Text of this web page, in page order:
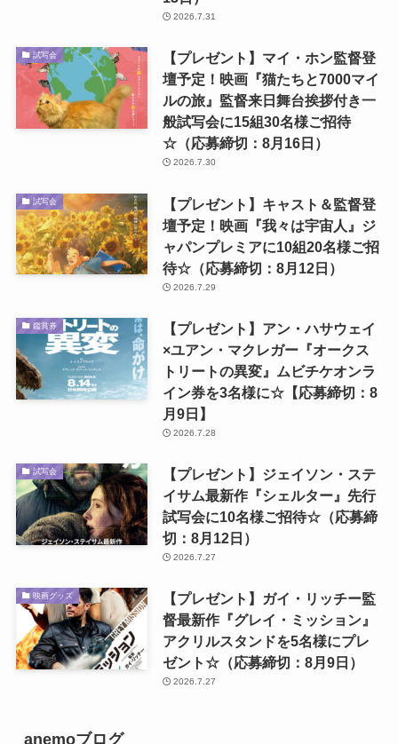
2026.7.31
試写会
【プレゼント】マイ・ホン監督登
壇予定！映画『猫たちと7000マイ
ルの旅』監督来日舞台挨拶付き一
般試写会に15組30名様ご招待
☆（応募締切：8月16日）
2026.7.30
試写会
【プレゼント】キャスト＆監督登
壇予定！映画『我々は宇宙人』ジ
ャパンプレミアに10組20名様ご招
待☆（応募締切：8月12日）
2026.7.29
鑑賞券
【プレゼント】アン・ハサウェイ
×ユアン・マクレガー『オークス
トリートの異変』ムビチケオンラ
イン券を3名様に☆【応募締切：8
月9日】
2026.7.28
試写会
【プレゼント】ジェイソン・ステ
イサム最新作『シェルター』先行
試写会に10名様ご招待☆（応募締
切：8月12日）
2026.7.27
映画グッズ
【プレゼント】ガイ・リッチー監
督最新作『グレイ・ミッション』
アクリルスタンドを5名様にプレ
ゼント☆（応募締切：8月9日）
2026.7.27
anemoブログ